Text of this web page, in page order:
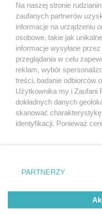
Wydawca mediów lokalnych
Nie zapomnij
zapoznać się z:
polityką prywatności
Twojemiasto
Piekary Śląskie
Chorzów
Tarnowskie Góry
Gliwice
Na naszej stronie
zaufanych partnerów
informacje na urządzeniu
osobowe, takie jak
informacje wysyłane
przeglądania w celu
reklam, wybór
treści, badanie odbiorców
Użytkownika my i Zaufani
dokładnych danych
skanować
identyfikacji. Ponieważ
prywatności znajdujący
. Niektóre rodzaje
zgody użytkownika, ale
takiemu przetwarzaniu.
zastosowania tylko na tej
PARTNERZY